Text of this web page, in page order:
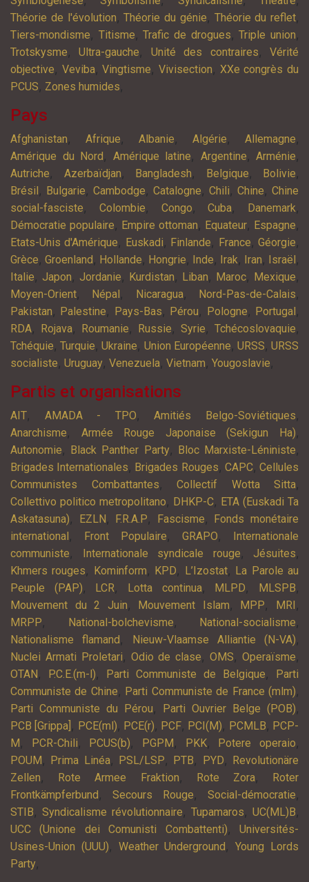
Théorie de l'évolution,Théorie du génie, Théorie du reflet,
Tiers-mondisme, Titisme,Trafic de drogues,Triple union,
Trotskysme,Ultra-gauche, Unité des contraires,Vérité
objective, Veviba,Vingtisme,Vivisection, XXe congrès du
PCUS, Zones humides,
Pays
Afghanistan, Afrique, Albanie, Algérie, Allemagne,
Amérique du Nord , Amérique latine, Argentine, Arménie,
Autriche, Azerbaïdjan, Bangladesh, Belgique, Bolivie,
Brésil , Bulgarie, Cambodge, Catalogne, Chili, Chine, Chine
social-fasciste, Colombie, Congo,Cuba, Danemark,
Démocratie populaire, Empire ottoman, Equateur, Espagne,
Etats-Unis d'Amérique, Euskadi, Finlande, France,Géorgie,
Grèce, Groenland , Hollande, Hongrie, Inde, Irak, Iran, Israël ,
Italie, Japon, Jordanie, Kurdistan, Liban, Maroc, Mexique,
Moyen-Orient, Népal , Nicaragua, Nord-Pas-de-Calais,
Pakistan, Palestine, Pays-Bas, Pérou, Pologne, Portugal ,
RDA, Rojava, Roumanie, Russie, Syrie, Tchécoslovaquie,
Tchéquie,Turquie,Ukraine, Union Européenne, URSS,URSS
socialiste, Uruguay, Venezuela, Vietnam, Yougoslavie,
Partis et organisations
AIT, AMADA - TPO,Amitiés Belgo-Soviétiques,
Anarchisme, Armée Rouge Japonaise (Sekigun Ha),
Autonomie, Black Panther Party, Bloc Marxiste-Léniniste,
Brigades Internationales, Brigades Rouges, CAPC,Cellules
Communistes Combattantes, Collectif Wotta Sitta,
Collettivo politico metropolitano, DHKP-C, ETA (Euskadi Ta
Askatasuna), EZLN , F.R.A.P, Fascisme,
Fonds monétaire
international , Front Populaire, GRAPO,
Internationale
communiste, Internationale syndicale rouge, Jésuites,
Khmers rouges, Kominform, KPD, L’Izostat, La Parole au
Peuple (PAP), LCR, Lotta continua, MLPD, MLSPB,
Mouvement du 2 Juin, Mouvement Islam, MPP, MRI ,
MRPP, National-bolchevisme, National-socialisme,
Nationalisme flamand , Nieuw-Vlaamse Alliantie (N-VA),
Nuclei Armati Proletari, Odio de clase,OMS,Operaïsme,
OTAN , P.C.E.(m-l), Parti Communiste de Belgique,
Parti
Communiste de Chine, Parti Communiste de France (mlm),
Parti Communiste du Pérou, Parti Ouvrier Belge (POB),
PCB [Grippa] , PCE(ml), PCE(r), PCF, PCI(M), PCMLB, PCP-
M , PCR-Chili, PCUS(b), PGPM , PKK, Potere operaio,
POUM , Prima Linéa, PSL/LSP, PTB, PYD,
Revolutionäre
Zellen, Rote Armee Fraktion, Rote Zora,
Roter
Frontkämpferbund , Secours Rouge, Social-démocratie,
STIB, Syndicalisme révolutionnaire, Tupamaros, UC(ML)B,
UCC (Unione dei Comunisti Combattenti),Universités-
Usines-Union (UUU), Weather Underground ,Young Lords
Party,